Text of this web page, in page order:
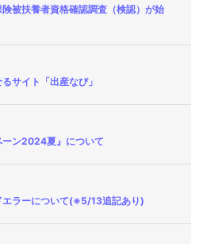
被扶養者資格確認調査（検認）が始
サイト「出産なび」
ーン2024夏』について
エラーについて(※5/13追記あり)